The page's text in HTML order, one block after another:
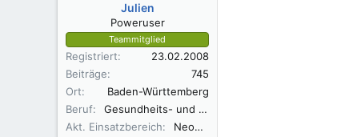
Julien
Poweruser
Teammitglied
Registriert
23.02.2008
Beiträge
745
Ort
Baden-Württemberg
Beruf
Gesundheits- und Kinderkrankenpflegerin RbP
Akt. Einsatzbereich
Neonatologie